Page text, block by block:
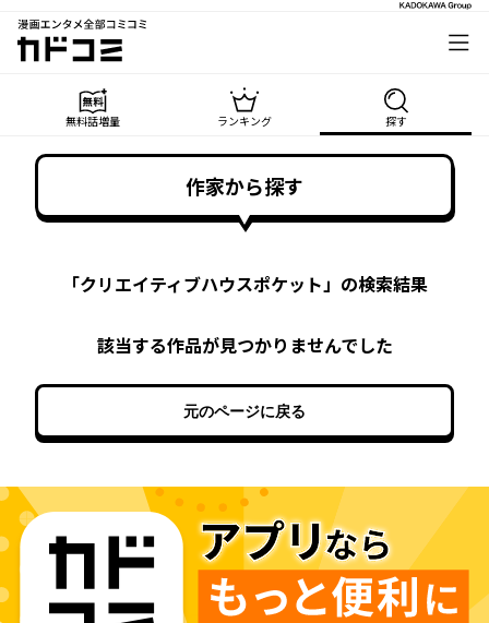
漫画エンタメ全部コミコミ
カドコミ
無料話増量 ランキング 探す
作家から探す
「クリエイティブハウスポケット」の検索結果
該当する作品が見つかりませんでした
元のページに戻る